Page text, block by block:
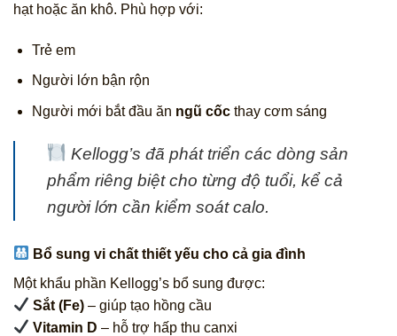
hạt hoặc ăn khô. Phù hợp với:
Trẻ em
Người lớn bận rộn
Người mới bắt đầu ăn ngũ cốcthay cơm sáng
Kellogg’s đã phát triển các dòng sản
phẩm riêng biệt cho từng độ tuổi, kể cả
người lớn cần kiểm soát calo.
Bổ sung vi chất thiết yếu cho cả gia đình
Một khẩu phần Kellogg’s bổ sung được:
Sắt (Fe) – giúp tạo hồng cầu
Vitamin D – hỗ trợ hấp thu canxi